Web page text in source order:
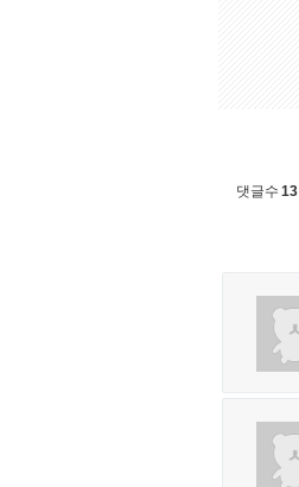
댓글수13